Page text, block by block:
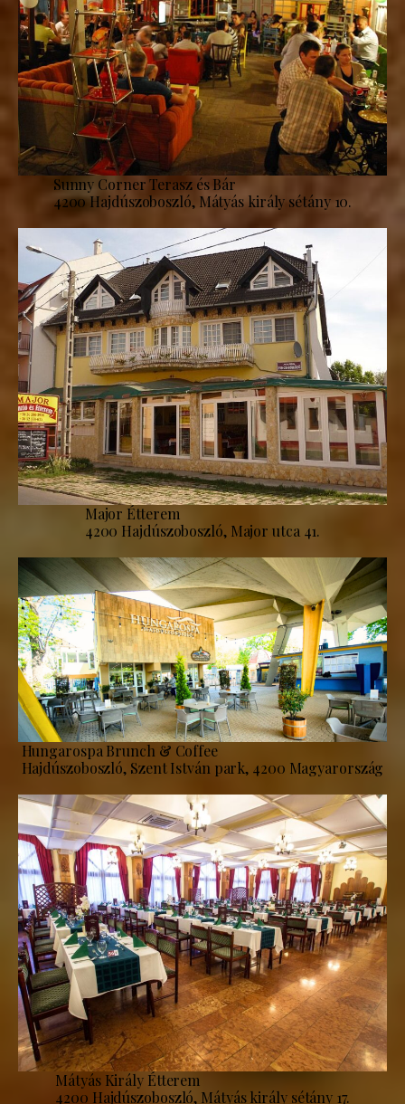
Sunny Corner Terasz és Bár
4200 Hajdúszoboszló, Mátyás király sétány 10.
Major Étterem
4200 Hajdúszoboszló, Major utca 41.
Hungarospa Brunch & Coffee
Hajdúszoboszló, Szent István park, 4200 Magyarország
Mátyás Király Étterem
4200 Hajdúszoboszló, Mátyás király sétány 17.